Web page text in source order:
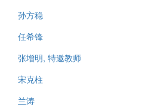
孙方稳
任希锋
张增明, 特邀教师
宋克柱
兰涛